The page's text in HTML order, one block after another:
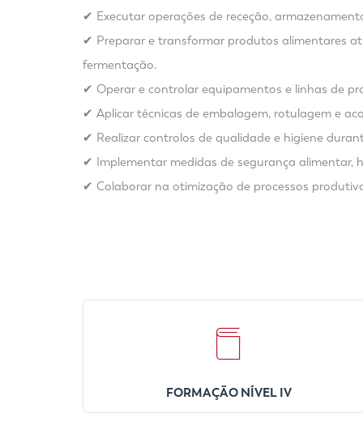
✔ Executar operações de receção,
✔ Preparar e transformar produtos alimentares
fermentação.
✔ Operar e controlar equipamentos e linhas de
✔ Aplicar técnicas de embalagem, rotulagem e
✔ Realizar controlos de qualidade e higiene
✔ Implementar medidas de segurança alimentar,
✔ Colaborar na otimização de processos
FORMAÇÃO NÍVEL IV